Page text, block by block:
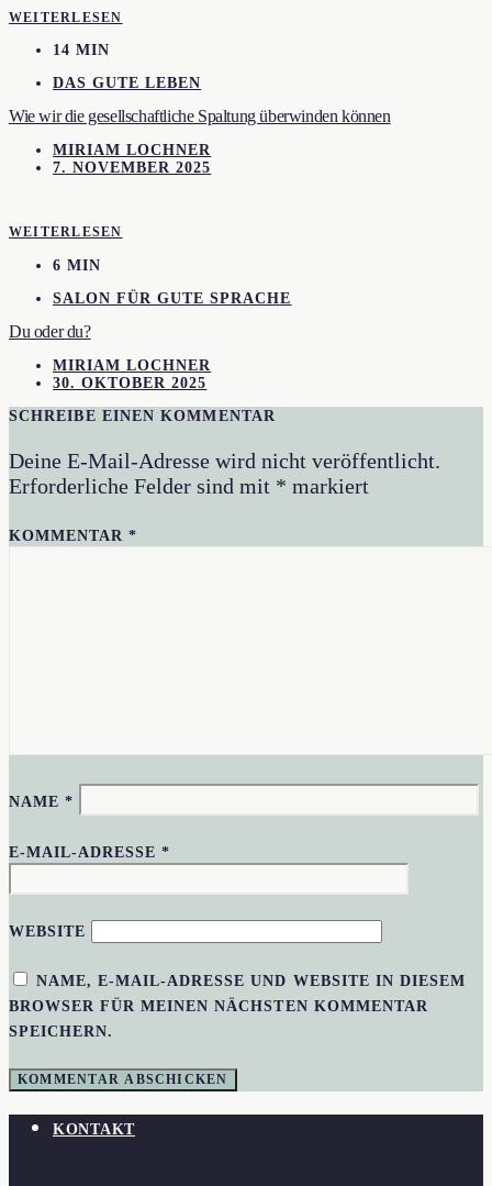
WEITERLESEN
14 MIN
DAS GUTE LEBEN
Wie wir die gesellschaftliche Spaltung überwinden können
MIRIAM LOCHNER
7. NOVEMBER 2025
WEITERLESEN
6 MIN
SALON FÜR GUTE SPRACHE
Du oder du?
MIRIAM LOCHNER
30. OKTOBER 2025
SCHREIBE EINEN KOMMENTAR
Deine E-Mail-Adresse wird nicht veröffentlicht.
Erforderliche Felder sind mit * markiert
KOMMENTAR*
NAME*
E-MAIL-ADRESSE*
WEBSITE
NAME, E-MAIL-ADRESSE UND WEBSITE IN DIESEM
BROWSER FÜR MEINEN NÄCHSTEN KOMMENTAR
SPEICHERN.
KONTAKT